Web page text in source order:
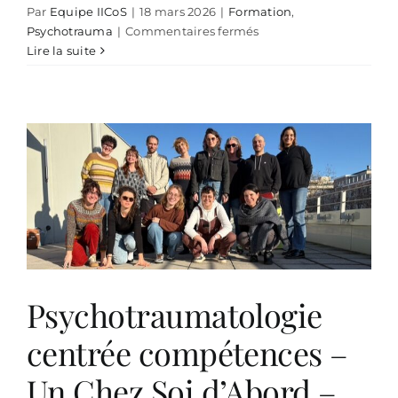
Par Equipe IICoS | 18 mars 2026 | Formation,
Psychotrauma | Commentaires ferméssur
module
1
–
IICoS
Lire la suite
Psychotraumatologie
centrée compétences –